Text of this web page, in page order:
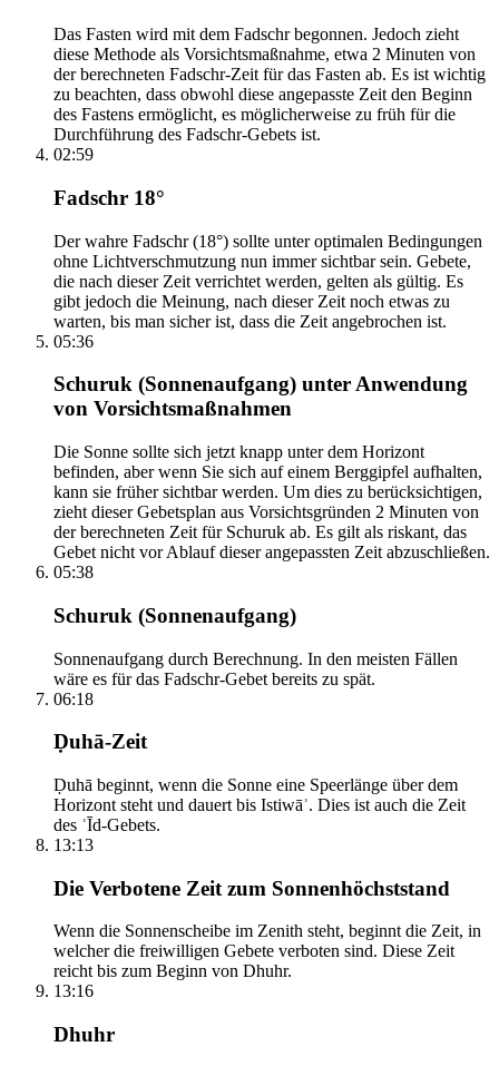
Das Fasten wird mit dem Fadschr begonnen. Jedoch zieht
diese Methode als Vorsichtsmaßnahme, etwa 2 Minuten von
der berechneten Fadschr-Zeit für das Fasten ab. Es ist wichtig
zu beachten, dass obwohl diese angepasste Zeit den Beginn
des Fastens ermöglicht, es möglicherweise zu früh für die
Durchführung des Fadschr-Gebets ist.
02:59
Fadschr 18°
Der wahre Fadschr (18°) sollte unter optimalen Bedingungen
ohne Lichtverschmutzung nun immer sichtbar sein. Gebete,
die nach dieser Zeit verrichtet werden, gelten als gültig. Es
gibt jedoch die Meinung, nach dieser Zeit noch etwas zu
warten, bis man sicher ist, dass die Zeit angebrochen ist.
05:36
Schuruk (Sonnenaufgang) unter Anwendung
von Vorsichtsmaßnahmen
Die Sonne sollte sich jetzt knapp unter dem Horizont
befinden, aber wenn Sie sich auf einem Berggipfel aufhalten,
kann sie früher sichtbar werden. Um dies zu berücksichtigen,
zieht dieser Gebetsplan aus Vorsichtsgründen 2 Minuten von
der berechneten Zeit für Schuruk ab. Es gilt als riskant, das
Gebet nicht vor Ablauf dieser angepassten Zeit abzuschließen.
05:38
Schuruk (Sonnenaufgang)
Sonnenaufgang durch Berechnung. In den meisten Fällen
wäre es für das Fadschr-Gebet bereits zu spät.
06:18
Ḍuhā-Zeit
Ḍuhā beginnt, wenn die Sonne eine Speerlänge über dem
Horizont steht und dauert bis Istiwāʾ. Dies ist auch die Zeit
des ʿĪd-Gebets.
13:13
Die Verbotene Zeit zum Sonnenhöchststand
Wenn die Sonnenscheibe im Zenith steht, beginnt die Zeit, in
welcher die freiwilligen Gebete verboten sind. Diese Zeit
reicht bis zum Beginn von Dhuhr.
13:16
Dhuhr